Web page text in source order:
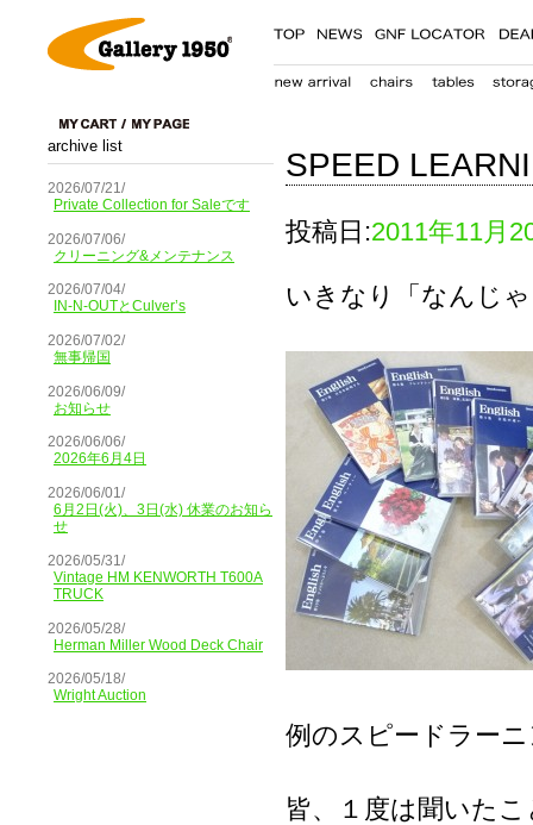
archive list
2026/07/21/
Private Collection for Saleです
2026/07/06/
クリーニング&メンテナンス
2026/07/04/
IN-N-OUTとCulver’s
2026/07/02/
無事帰国
2026/06/09/
お知らせ
2026/06/06/
2026年6月4日
2026/06/01/
6月2日(火)、3日(水) 休業のお知ら
せ
2026/05/31/
Vintage HM KENWORTH T600A
TRUCK
2026/05/28/
Herman Miller Wood Deck Chair
2026/05/18/
Wright Auction
SPEED
投稿日:2011年11月
いきなり「なんじ
例のスピードラー
皆、１度は聞いた